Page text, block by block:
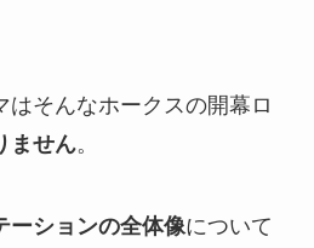
はそんなホークスの開幕ロ
ません。
ーションの全体像について